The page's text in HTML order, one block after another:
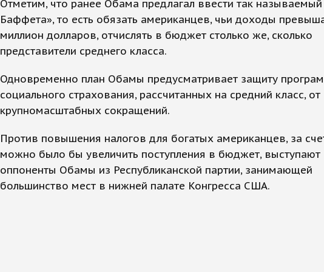
Отметим, что ранее Обама предлагал ввести так называемый
Баффета», то есть обязать американцев, чьи доходы
миллион долларов, отчислять в бюджет столько же, сколько
представители среднего класса.
Одновременно план Обамы предусматривает защиту
социального страхования, рассчитанных на средний класс, от
крупномасштабных сокращений.
Против повышения налогов для богатых американцев, за
можно было бы увеличить поступления в бюджет, выступают
оппоненты Обамы из Республиканской партии, занимающей
большинство мест в нижней палате Конгресса США.